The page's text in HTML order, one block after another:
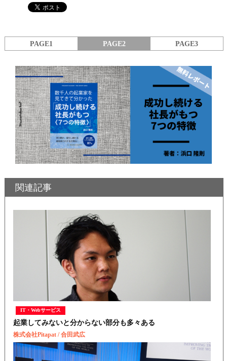
PAGE1 PAGE2 PAGE3
関連記事
IT・Webサービス
起業してみないと分からない部分も多々ある
株式会社Pitapat / 合田武広